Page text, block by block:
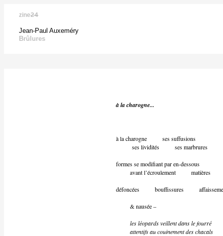
zine24
Jean-Paul Auxeméry
Brûlures
à la charogne...
à la charogne ses suffusions
ses lividités ses marbrures
formes se modifiant par en-dessous
avant l’écroulement matières
défoncées bouffissures
& nausée –
les léopards veillent dans le fourré
attentifs au couinement des chacals